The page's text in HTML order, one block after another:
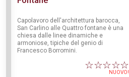
Capolavoro dell'architettura barocca,
San Carlino alle Quattro fontane è una
chiesa dalle linee dinamiche e
armoniose, tipiche del genio di
Francesco Borromini.
☆☆☆☆☆
NUOVO!